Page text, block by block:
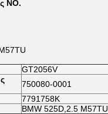
ΝΟ.
GT2056V
750080-0001
7791758K
BMW 525D,2.5 M57TU